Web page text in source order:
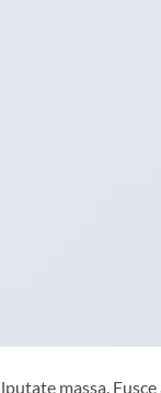
massa.